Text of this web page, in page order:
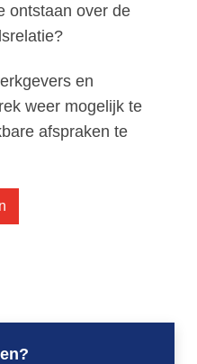
ontstaan over de
en
weer mogelijk te
afspraken te